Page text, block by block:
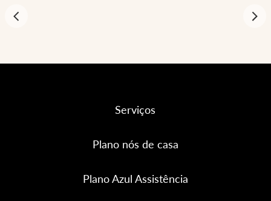
Serviços
Plano nós de casa
Plano Azul Assistência